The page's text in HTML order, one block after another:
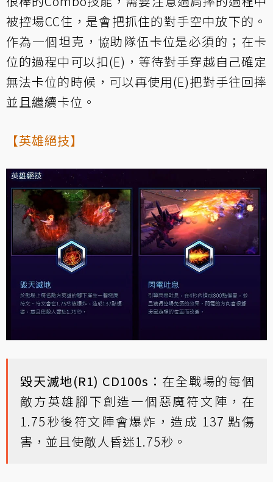
被控場CC住，是會把抓住的對手空中放下的。
作為一個坦克，協助隊伍卡位是必須的；在卡
位的過程中可以扣(E)，等待對手穿越自己確定
無法卡位的時候，可以再使用(E)把對手往回摔
並且繼續卡位。
【英雄絕技】
毀天滅地(R1) CD100s： 在全戰場的每個
敵方英雄腳下創造一個惡魔符文陣，在
1.75秒後符文陣會爆炸，造成 137 點傷
害，並且使敵人昏迷1.75秒。